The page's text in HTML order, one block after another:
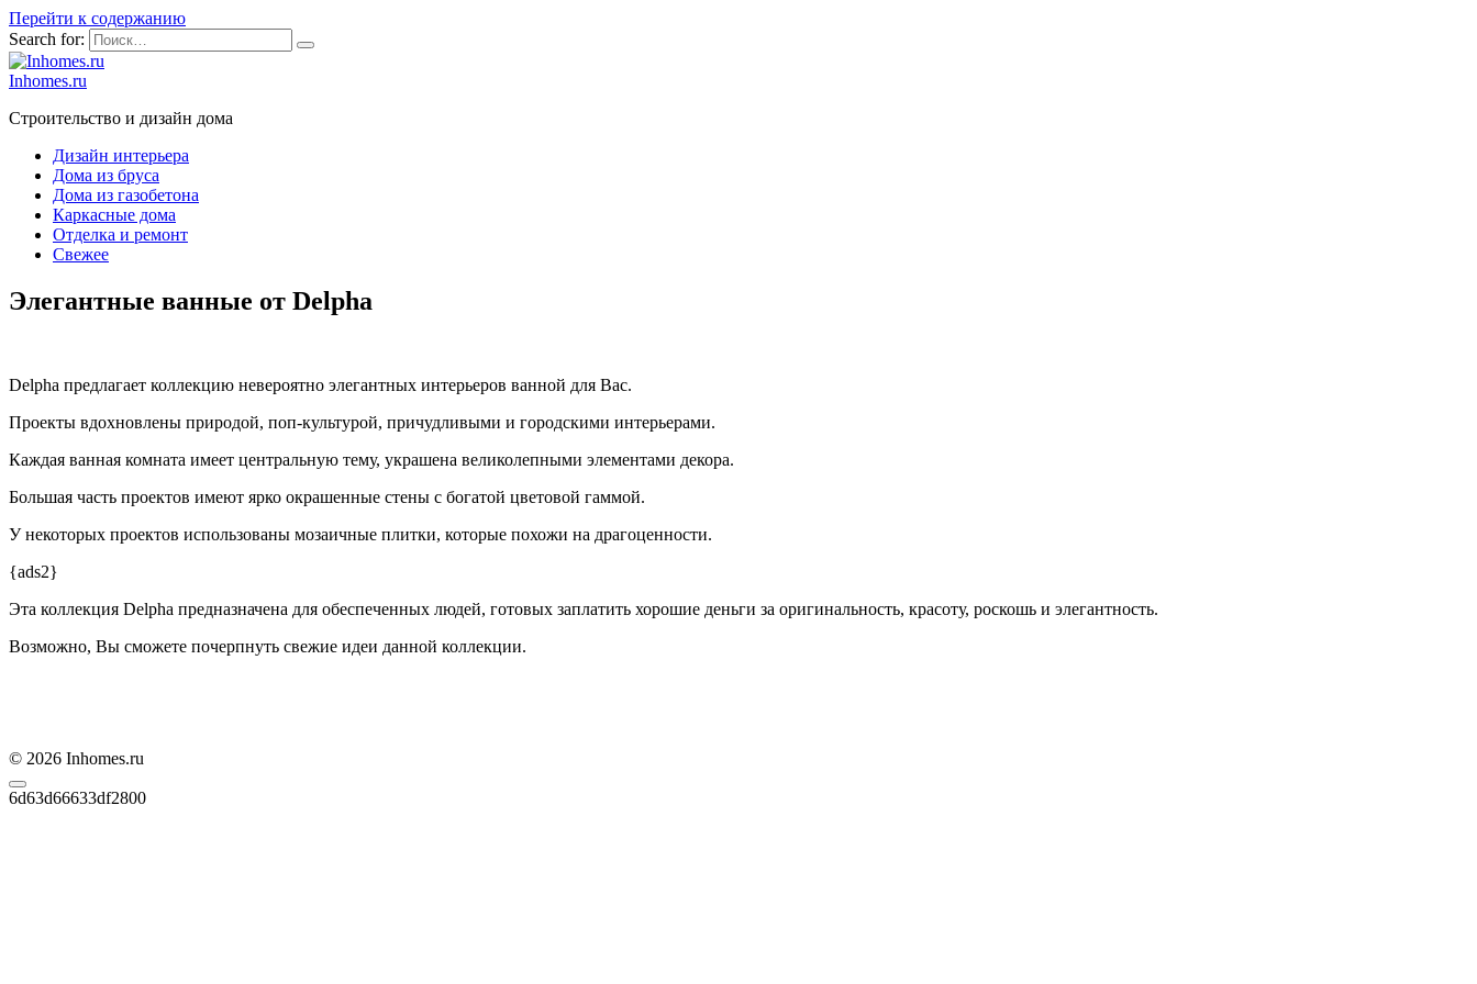
Перейти к содержанию
Search for:
Inhomes.ru
Строительство и дизайн дома
Дизайн интерьера
Дома из бруса
Дома из газобетона
Каркасные дома
Отделка и ремонт
Свежее
Элегантные ванные от Delpha
Delpha предлагает коллекцию невероятно элегантных интерьеров ванной для Вас.
Проекты вдохновлены природой, поп-культурой, причудливыми и городскими интерьерами.
Каждая ванная комната имеет центральную тему, украшена великолепными элементами декора.
Большая часть проектов имеют ярко окрашенные стены с богатой цветовой гаммой.
У некоторых проектов использованы мозаичные плитки, которые похожи на драгоценности.
{ads2}
Эта коллекция Delpha предназначена для обеспеченных людей, готовых заплатить хорошие деньги за оригинальность, красоту, роскошь и элегантность.
Возможно, Вы сможете почерпнуть свежие идеи данной коллекции.
© 2026 Inhomes.ru
6d63d66633df2800